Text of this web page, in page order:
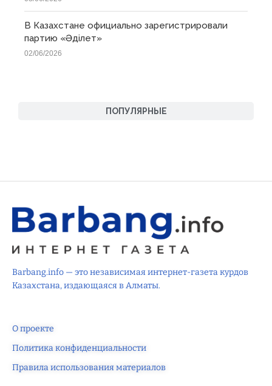
ПОПУЛЯРНЫЕ
В Казахстане официально зарегистрировали
партию «Əділет»
02/06/2026
Barbang.info — это независимая интернет-газета курдов
Казахстана, издающаяся в Алматы.
О проекте
Политика конфиденциальности
Правила использования материалов